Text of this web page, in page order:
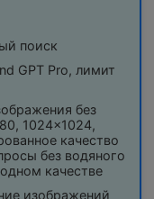
поиск
GPT Pro, лимит
без
1024x1024,
качество
без водяного
качестве
изображений